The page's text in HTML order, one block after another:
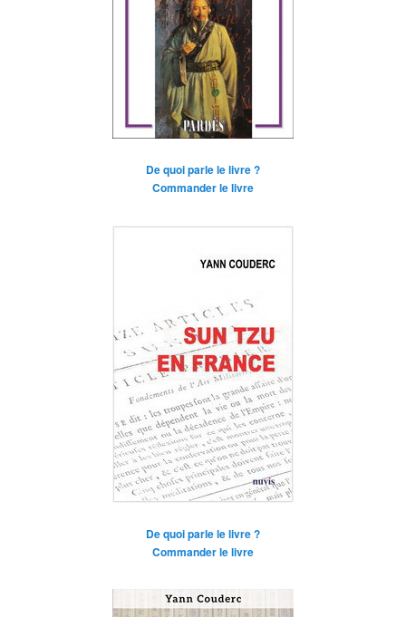
De quoi parle le livre ?
Commander le livre
De quoi parle le livre ?
Commander le livre